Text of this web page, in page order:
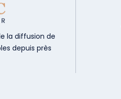
la diffusion de
depuis près